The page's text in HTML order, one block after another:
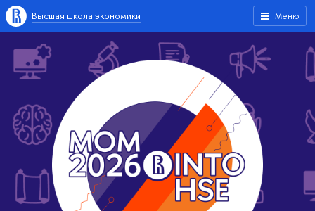
Меню
Высшая школа экономики